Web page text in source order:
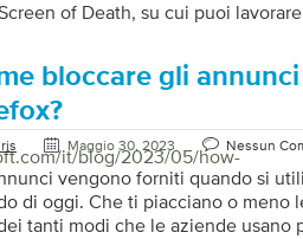
of Death, su cui puoi
senza alcuna indicazione su
di offrire alcune soluzioni
che potresti provare a risolvere
il computer. Questa è una
che puoi utilizzare per
it/blog/2023/05/how-
bloccare gli
Maggio 30, 2023 Nessun
vengono forniti quando si
di oggi. Che ti piacciano o meno
tanti modi che le aziende usano